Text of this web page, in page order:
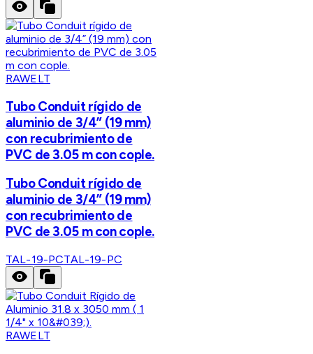
RAWELT
Tubo Conduit rígido de
aluminio de 3/4” (19 mm)
con recubrimiento de
PVC de 3.05 m con cople.
Tubo Conduit rígido de
aluminio de 3/4” (19 mm)
con recubrimiento de
PVC de 3.05 m con cople.
TAL-19-PCTAL-19-PC
RAWELT